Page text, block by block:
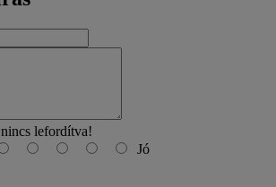
lefordítva!
Jó